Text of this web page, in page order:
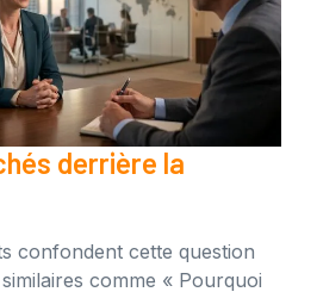
derrière la
confondent cette question
comme « Pourquoi